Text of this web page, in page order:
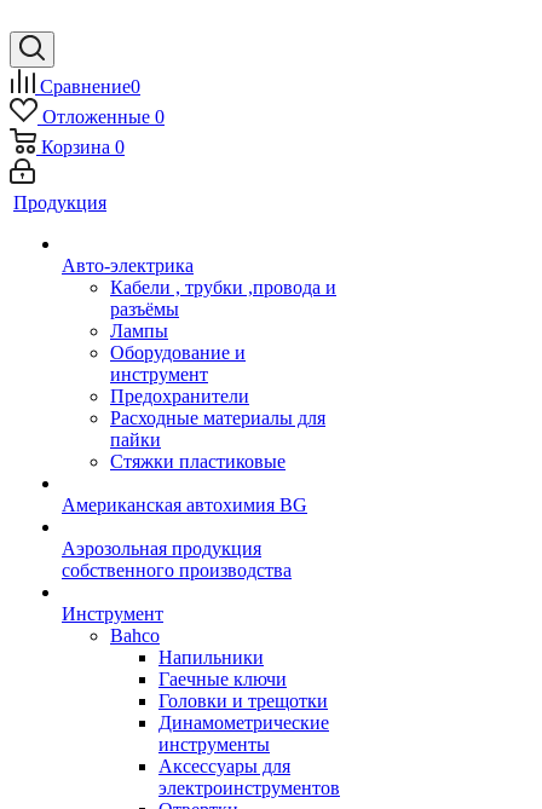
Сравнение0
Отложенные 0
Корзина 0
Продукция
Авто-электрика
Кабели , трубки ,провода и
разъёмы
Лампы
Оборудование и
инструмент
Предохранители
Расходные материалы для
пайки
Стяжки пластиковые
Американская автохимия BG
Аэрозольная продукция
собственного производства
Инструмент
Bahco
Напильники
Гаечные ключи
Головки и трещотки
Динамометрические
инструменты
Аксессуары для
электроинструментов